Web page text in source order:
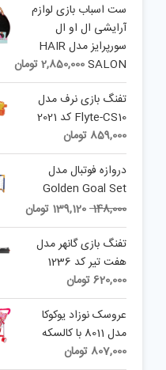
ست اسباب بازی لوازم
آرایشی ال او ال
سورپرایز مدل HAIR
SALON
2,850,000تومان
تفنگ بازی نرف مدل
Flyte-CS10 کد 2021
859,000 تومان
دروازه فوتبال مدل
Golden Goal Set
148,000
Original
price
was:
148,000 تومان.
139,120 تومان
price
تفنگ بازی گانهر مدل
هفت تیر کد 1236
620,000تومان
عروسک نوزاد یوکوکا
مدل 8011 با کالسکه
807,000 تومان